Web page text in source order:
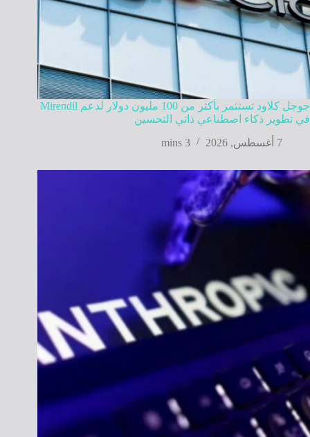
جوجل كلاود تستثمر بأكثر من 100 مليون دولار لدعم Mirendil
في تطوير ذكاء اصطناعي ذاتي التحسين
7 أغسطس, 2026
3 mins